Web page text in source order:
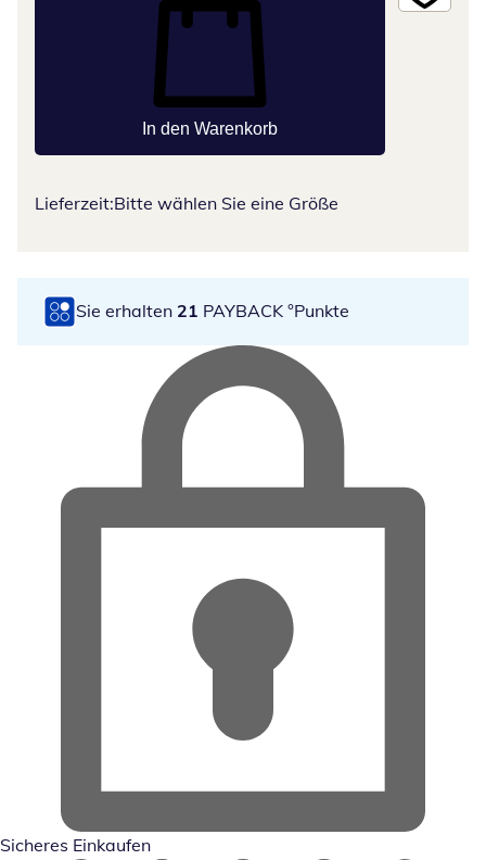
In den Warenkorb
Lieferzeit:Bitte wählen Sie eine Größe
Sie erhalten 21 PAYBACK °Punkte
Sicheres Einkaufen